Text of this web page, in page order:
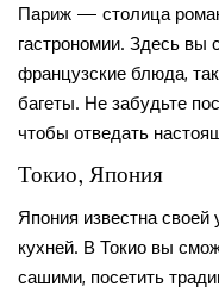
Париж — столица
гастрономии. Здесь вы
французские блюда,
багеты. Не забудьте
чтобы отведать
Токио, Япония
Япония известна своей
кухней. В Токио вы
сашими, посетить